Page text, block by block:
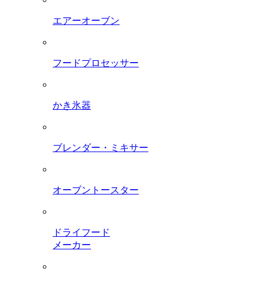
エアーオーブン
フードプロセッサー
かき氷器
ブレンダー・ミキサー
オーブントースター
ドライフード
メーカー